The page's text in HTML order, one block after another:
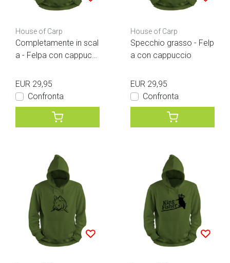
House of Carp
Completamente in scal
a - Felpa con cappucci
EUR 29,95
Confronta
House of Carp
Specchio grasso - Felp
a con cappuccio
EUR 29,95
Confronta